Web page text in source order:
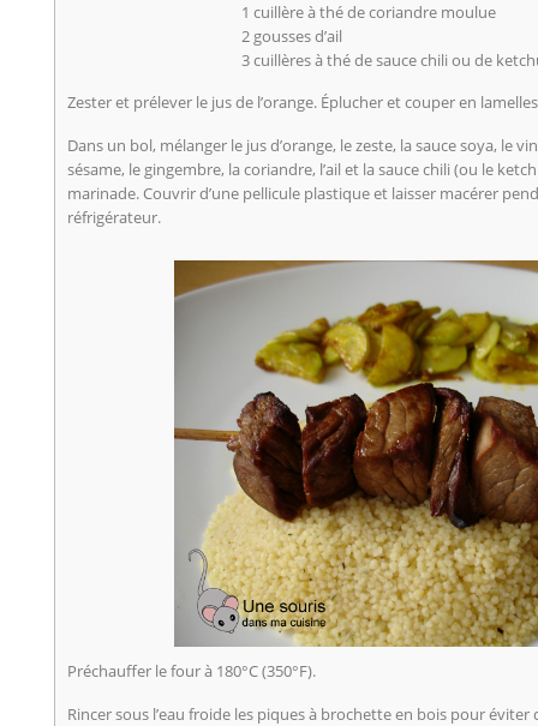
1 cuillère à thé de coriandre moulue
2 gousses d’ail
3 cuillères à thé de sauce chili ou de
Zester et prélever le jus de l’orange. Éplucher et couper en lamelles
Dans un bol, mélanger le jus d’orange, le zeste, la sauce soya, le
sésame, le gingembre, la coriandre, l’ail et la sauce chili (ou le
marinade. Couvrir d’une pellicule plastique et laisser macérer
réfrigérateur.
Préchauffer le four à 180°C (350°F).
Rincer sous l’eau froide les piques à brochette en bois pour